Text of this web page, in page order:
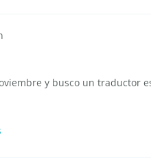
y busco un traductor